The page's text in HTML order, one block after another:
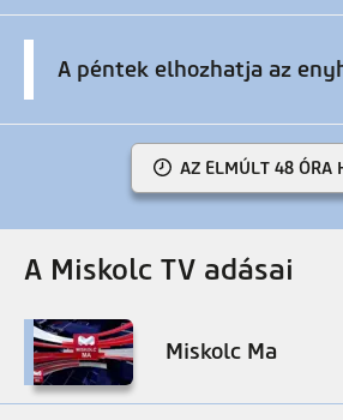
A péntek elhozhatja az
AZ ELMÚLT 48 ÓRA
A Miskolc TV adásai
Miskolc Ma